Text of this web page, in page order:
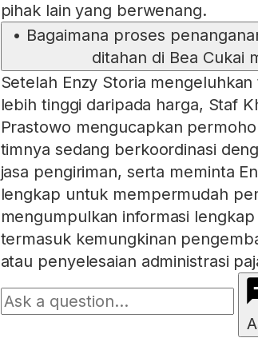
pihak lain yang berwenang.
• Bagaimana proses
ditahan di Bea Cukai
Setelah Enzy Storia
lebih tinggi daripada harga, Staf
Prastowo mengucapkan
timnya sedang berkoordinasi
jasa pengiriman, serta meminta
lengkap untuk mempermudah
mengumpulkan informasi
termasuk kemungkinan
atau penyelesaian administrasi